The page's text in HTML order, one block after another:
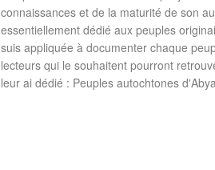
connaissances et de la maturité de son
essentiellement dédié aux peuples
suis appliquée à documenter chaque
lecteurs qui le souhaitent pourront
leur ai dédié : Peuples autochtones